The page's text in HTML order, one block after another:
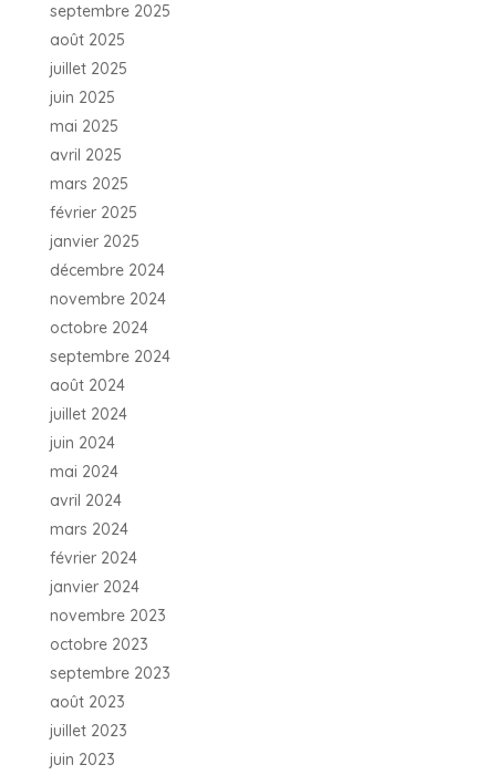
septembre 2025
août 2025
juillet 2025
juin 2025
mai 2025
avril 2025
mars 2025
février 2025
janvier 2025
décembre 2024
novembre 2024
octobre 2024
septembre 2024
août 2024
juillet 2024
juin 2024
mai 2024
avril 2024
mars 2024
février 2024
janvier 2024
novembre 2023
octobre 2023
septembre 2023
août 2023
juillet 2023
juin 2023